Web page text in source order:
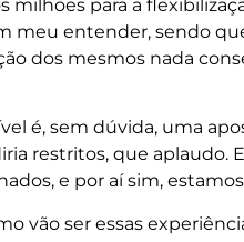
milhões para a
meu entender, sendo
dos mesmos nada
é, sem dúvida, uma
restritos, que aplaudo.
e por aí sim,
vão ser essas